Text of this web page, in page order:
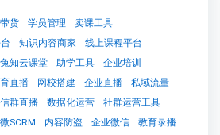
货 学员管理
卖课工具
知识内容商家
线上课程平台
兔知云课堂 助学工具
企业培训
直播 网校搭建 企业直播
私域流量
群直播 数据化运营
社群运营工具
SCRM 内容防盗 企业微信
教育录播